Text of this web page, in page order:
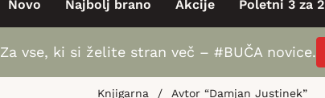
Novo Najbolj brano Akcije Poletni 3 za 2
Za vse, ki si želite stran več – #BUČA novice.
Knjigarna / Avtor “Damjan Justinek”